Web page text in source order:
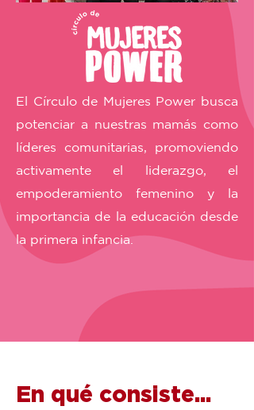
El Círculo de Mujeres Power busca
potenciar a nuestras mamás como
líderes comunitarias, promoviendo
activamente el liderazgo, el
empoderamiento femenino y la
importancia de la educación desde
la primera infancia.
En qué consiste...